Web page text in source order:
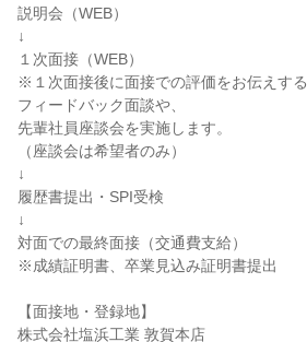
説明会（WEB）
↓
１次面接（WEB）
※１次面接後に面接での評価をお伝えする
フィードバック面談や、
先輩社員座談会を実施します。
（座談会は希望者のみ）
↓
履歴書提出・SPI受検
↓
対面での最終面接（交通費支給）
※成績証明書、卒業見込み証明書提出
【面接地・登録地】
株式会社塩浜工業 敦賀本店